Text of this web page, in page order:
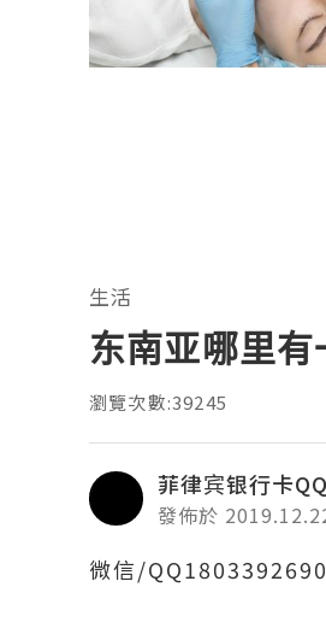
生活
东南亚哪里
瀏覽次數:39245
菲律宾银行卡
發佈於
微信/